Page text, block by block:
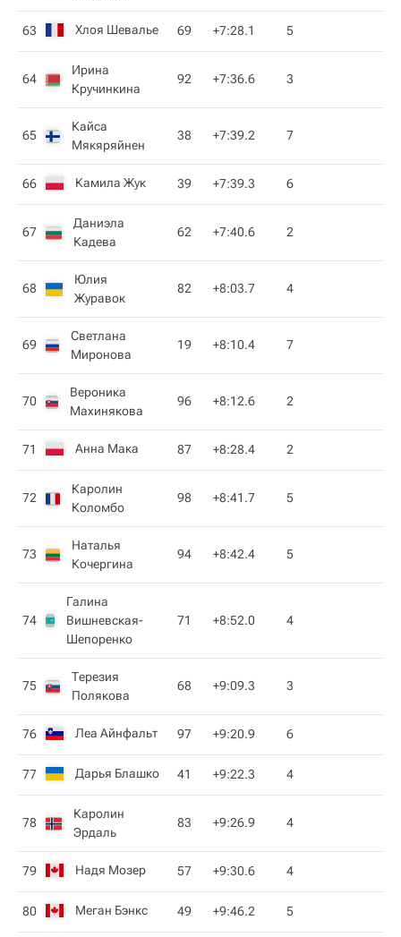
63 Хлоя Шевалье 69 +7:28.1 5
64
Ирина
Кручинкина
92 +7:36.6 3
65
Кайса
Мякяряйнен
38 +7:39.2 7
66 Камила Жук 39 +7:39.3 6
67
Даниэла
Кадева
62 +7:40.6 2
68
Юлия
Журавок
82 +8:03.7 4
69
Светлана
Миронова
19 +8:10.4 7
70
Вероника
Махинякова
96 +8:12.6 2
71 Анна Мака 87 +8:28.4 2
72
Каролин
Коломбо
98 +8:41.7 5
73
Наталья
Кочергина
94 +8:42.4 5
74
Галина
Вишневская-
Шепоренко
71 +8:52.0 4
75
Терезия
Полякова
68 +9:09.3 3
76 Леа Айнфальт 97 +9:20.9 6
77 Дарья Блашко 41 +9:22.3 4
78
Каролин
Эрдаль
83 +9:26.9 4
79 Надя Мозер 57 +9:30.6 4
80 Меган Бэнкс 49 +9:46.2 5